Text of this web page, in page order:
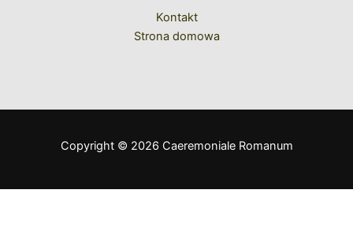
Kontakt
Strona domowa
Copyright © 2026 Caeremoniale Romanum